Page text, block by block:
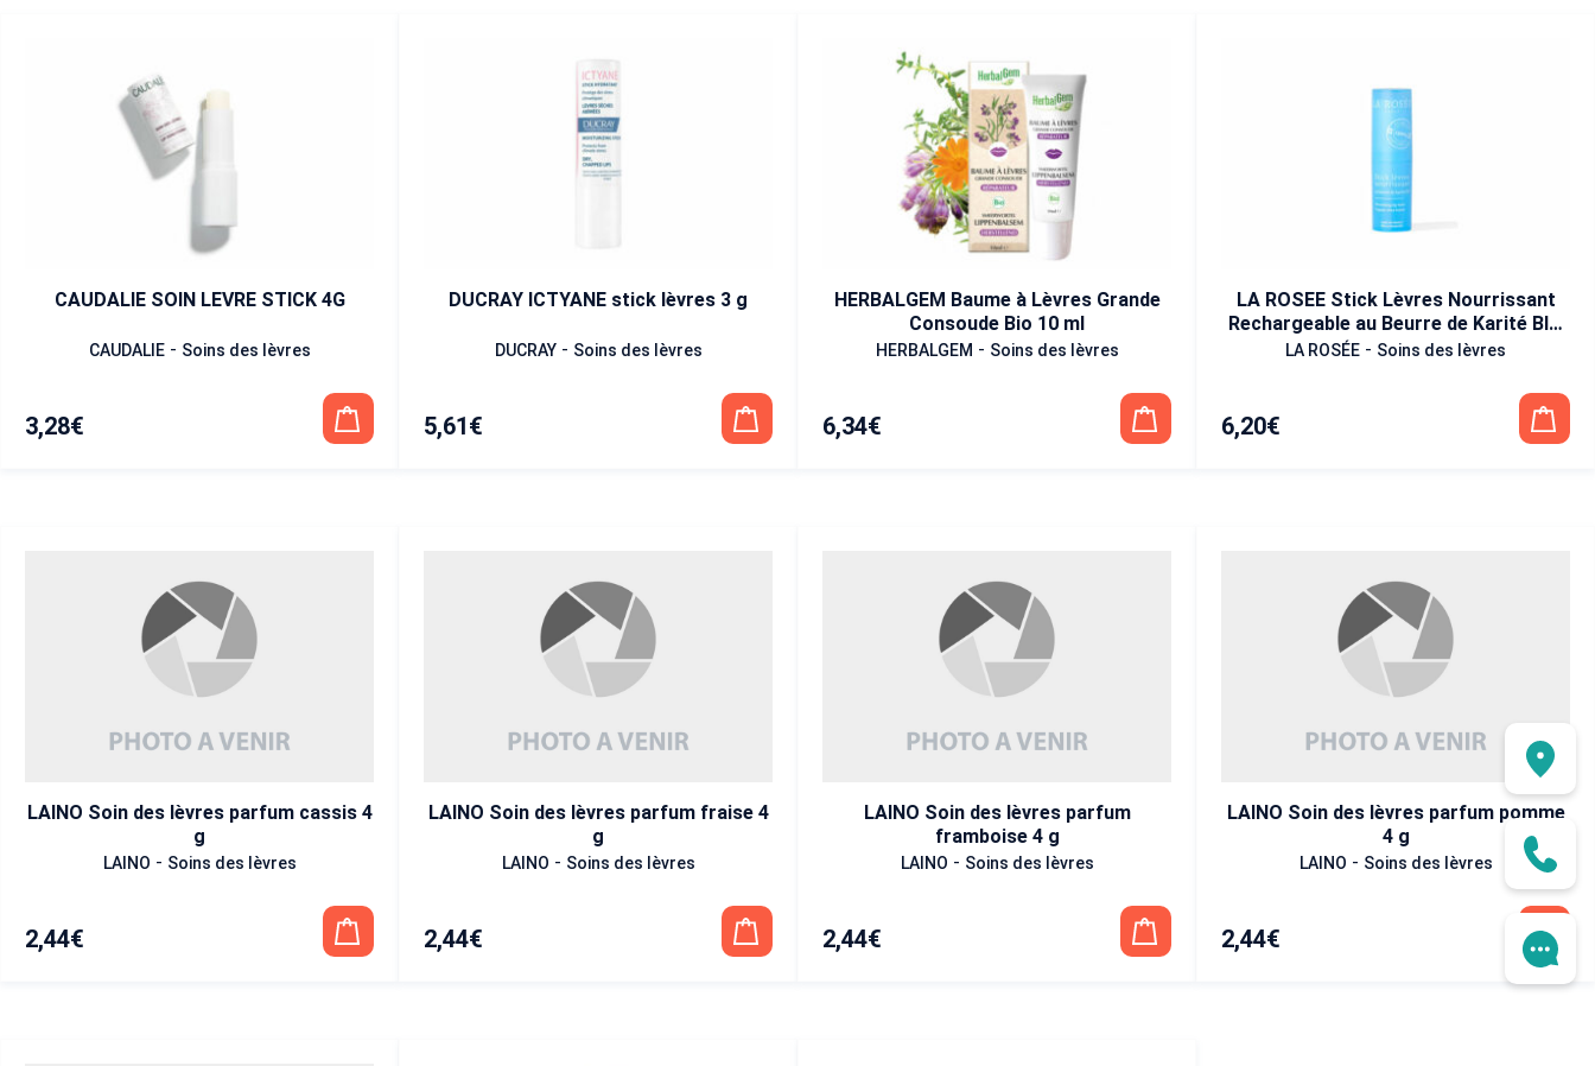
CAUDALIE SOIN LEVRE STICK 4G
CAUDALIE - Soins des lèvres
3,28€
DUCRAY ICTYANE stick lèvres 3 g
DUCRAY - Soins des lèvres
5,61€
HERBALGEM Baume à Lèvres Grande
Consoude Bio 10 ml
HERBALGEM - Soins des lèvres
6,34€
LA ROSEE Stick Lèvres Nourrissant
Rechargeable au Beurre de Karité BIO
4,5 gr
LA ROSÉE - Soins des lèvres
6,20€
LAINO Soin des lèvres parfum cassis 4
g
LAINO - Soins des lèvres
2,44€
LAINO Soin des lèvres parfum fraise 4
g
LAINO - Soins des lèvres
2,44€
LAINO Soin des lèvres parfum
framboise 4 g
LAINO - Soins des lèvres
2,44€
LAINO Soin des lèvres parfum pomme
4 g
LAINO - Soins des lèvres
2,44€